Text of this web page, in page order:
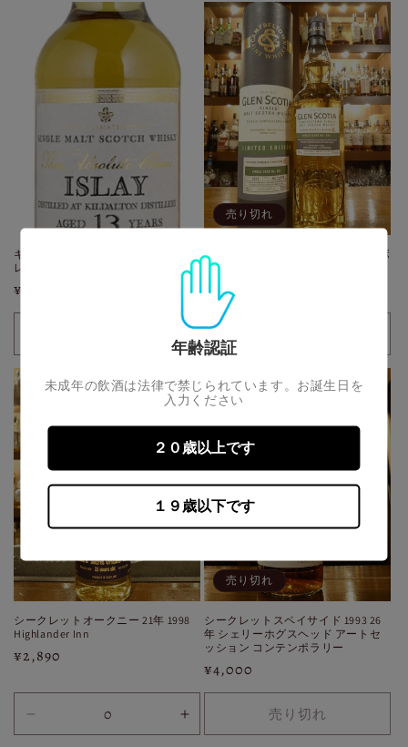
数
量
を
減
ら
す
数
量
を
増
や
す
キルダルトン 2009 13年 リフィルバ
レル THE ABSOLUTE CHOICE
通
常
格
¥3,900
数
30ml
数
量
を
増
や
す
売り切れ
グレンスコシア 秩父ウィスキー祭ボ
トリング2021
通
価
格
¥2,500
シークレットオークニー 21年 1998
Highlander Inn
通
価
格
¥2,890
30ml
売り切れ
シークレットスペイサイド 1993 26
年 シェリーホグスヘッド アートセ
ッション コンテンポラリー
通
常
格
¥4,000
売り切れ
年齢認証
未成年の飲酒は法律で禁じられています。お誕生日を
入力ください
２０歳以上です
１９歳以下です